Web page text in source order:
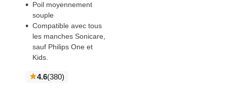
Poil moyennement
souple
Compatible avec tous
les manches Sonicare,
sauf Philips One et
Kids.
4.6(380notation
)